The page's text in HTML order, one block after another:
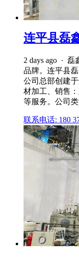
连平县磊
2 days ago ·
品牌。连平县
公司总部创建
材加工、销售
等服务。公司
联系电话: 180